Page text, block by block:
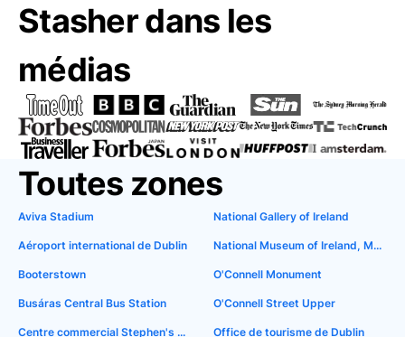
Stasher dans les
médias
Toutes zones
Aviva Stadium
Aéroport international de Dublin
Booterstown
Busáras Central Bus Station
Centre commercial Stephen's Green
National Gallery of Ireland
National Museum of Ireland, Merrion Street
O'Connell Monument
O'Connell Street Upper
Office de tourisme de Dublin